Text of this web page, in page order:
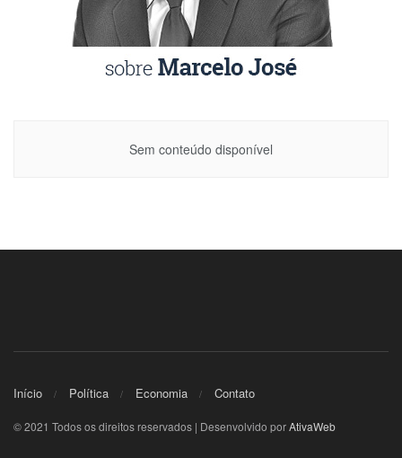
Sem conteúdo disponível
Início Política Economia Contato
© 2021 Todos os direitos reservados | Desenvolvido porAtivaWeb